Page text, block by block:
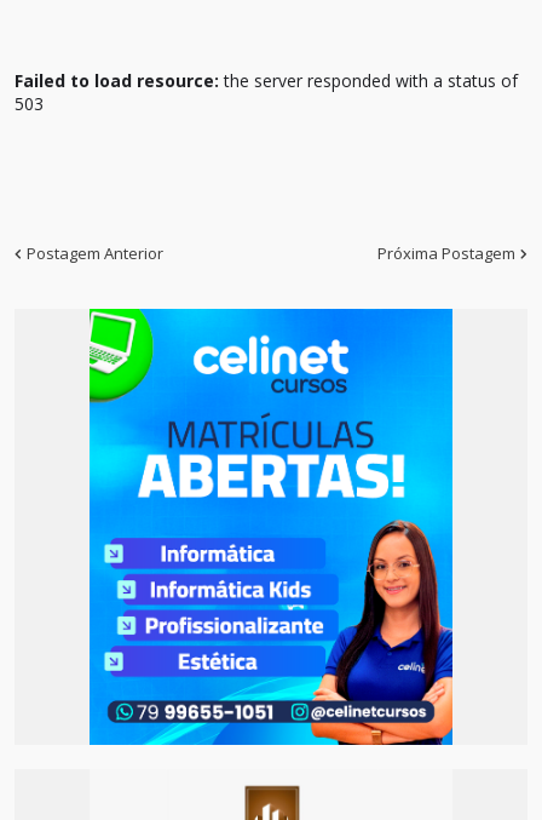
Failed to load resource: the server responded with a status of
503
Postagem Anterior Próxima Postagem